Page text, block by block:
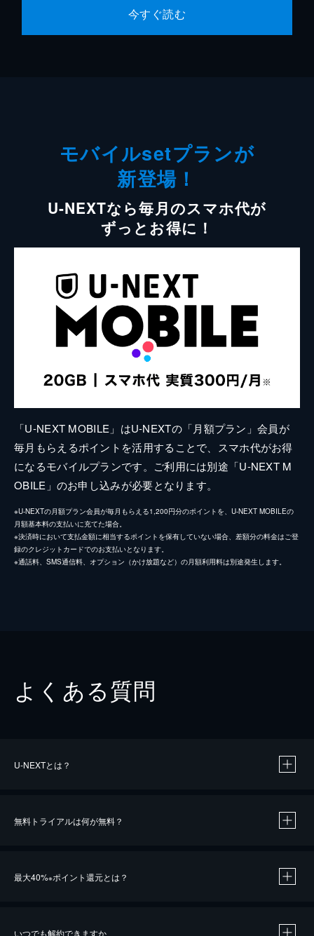
今すぐ読む
モバイルsetプランが
新登場！
U-NEXTなら毎月のスマホ代が
ずっとお得に！
「U-NEXT MOBILE」はU-NEXTの「月額プラン」会員が
毎月もらえるポイントを活用することで、スマホ代がお得
になるモバイルプランです。ご利用には別途「U-NEXT M
OBILE」のお申し込みが必要となります。
※U-NEXTの月額プラン会員が毎月もらえる1,200円分のポイントを、U-NEXT MOBILEの
月額基本料の支払いに充てた場合。
※決済時において支払金額に相当するポイントを保有していない場合、差額分の料金はご登
録のクレジットカードでのお支払いとなります。
※通話料、SMS通信料、オプション（かけ放題など）の月額利用料は別途発生します。
よくある質問
U-NEXTとは？
無料トライアルは何が無料？
最大40%※ポイント還元とは？
いつでも解約できますか